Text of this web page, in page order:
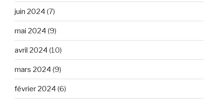
juin 2024 (7)
mai 2024 (9)
avril 2024 (10)
mars 2024 (9)
février 2024 (6)